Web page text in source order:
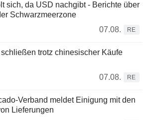
sich, da USD nachgibt - Berichte über
Schwarzmeerzone
07.08.
RE
trotz chinesischer Käufe
07.08.
RE
Verband meldet Einigung mit den
Lieferungen